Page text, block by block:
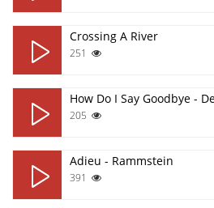
Crossing A River
251
How Do I Say Goodbye -
205
Adieu - Rammstein
391